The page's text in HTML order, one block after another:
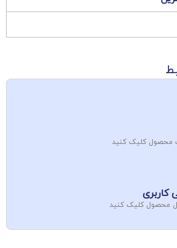
محصول کلیک کنید
کاربری
محصول کلیک کنید